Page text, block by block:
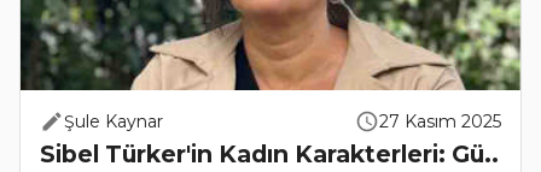
Şule Kaynar 27 Kasım 2025
Sibel Türker'in Kadın Karakterleri: Gü..